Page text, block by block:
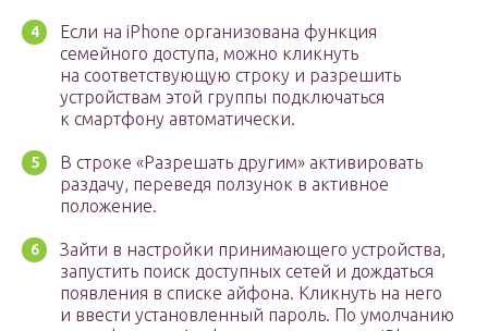
Если на iPhone организована функция
семейного доступа, можно кликнуть
на соответствующую строку и разрешить
устройствам этой группы подключаться
к смартфону автоматически.
В строке «Разрешать другим» активировать
раздачу, переведя ползунок в активное
положение.
Зайти в настройки принимающего устройства,
запустить поиск доступных сетей и дождаться
появления в списке айфона. Кликнуть на него
и ввести установленный пароль. По умолчанию